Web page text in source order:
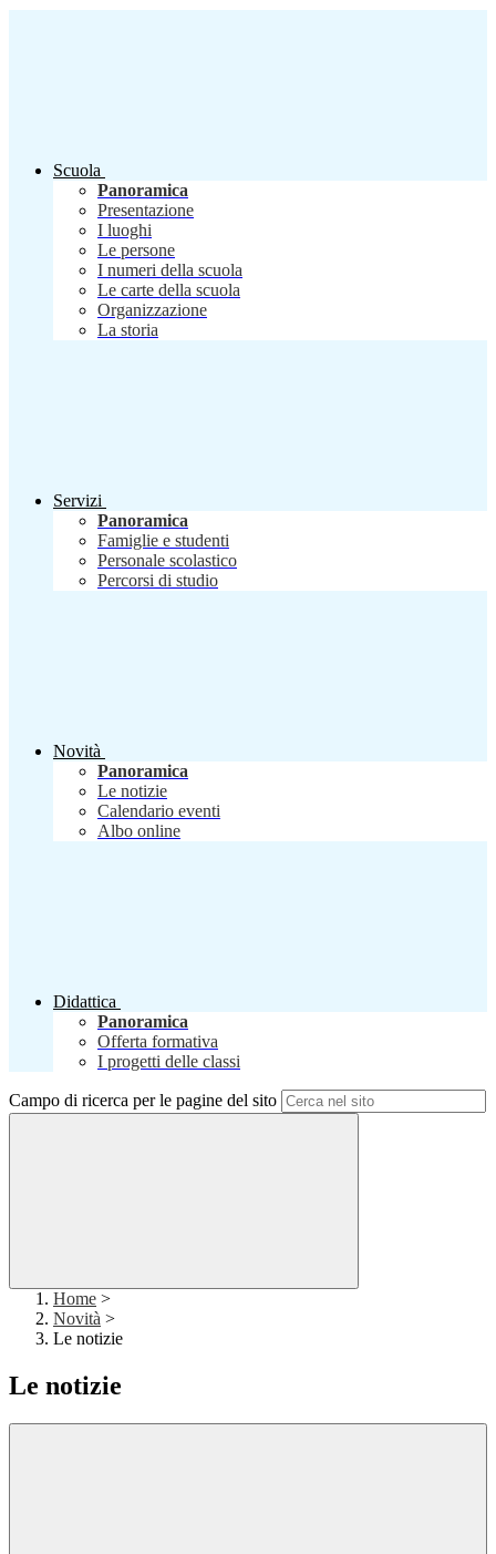
Scuola
Panoramica
Presentazione
I luoghi
Le persone
I numeri della scuola
Le carte della scuola
Organizzazione
La storia
Servizi
Panoramica
Famiglie e studenti
Personale scolastico
Percorsi di studio
Novità
Panoramica
Le notizie
Calendario eventi
Albo online
Didattica
Panoramica
Offerta formativa
I progetti delle classi
Campo di ricerca per le pagine del sito
Home >
Novità >
Le notizie
Le notizie